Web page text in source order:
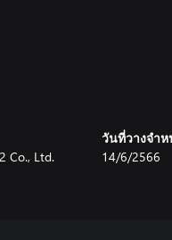
Giovanna!
and unforgettable catch
is coming! JoJo's
Co., Ltd.
วันที่วางจำห
14/6/2566